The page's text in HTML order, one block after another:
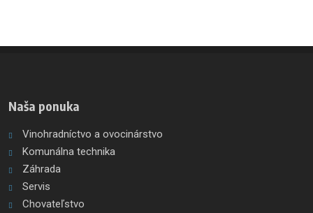
odoslať
Naša ponuka
Vinohradníctvo a ovocinárstvo
Komunálna technika
Záhrada
Servis
Chovateľstvo